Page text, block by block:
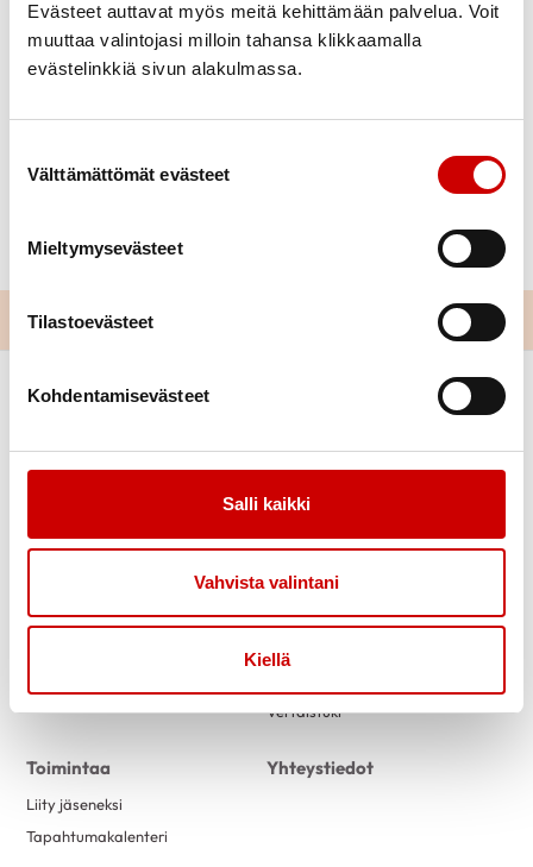
Evästeet auttavat myös meitä kehittämään palvelua. Voit
muuttaa valintojasi milloin tahansa klikkaamalla
evästelinkkiä sivun alakulmassa.
Välttämättömät evästeet
Mieltymysevästeet
Tilastoevästeet
Kohdentamisevästeet
Salli kaikki
Vahvista valintani
Kiellä
Tervetuloa yhdistyksen syyskokoukseen, jossa
käsitellään sääntömääräiset asiat. Paikkana on TTT-
17.00, sisälle pääsee 16.45 lähtien. Yhdistys tarjoaa
ilmoittautumiset Arjalle 050-3290031 tai yhdistyksen
mahdollisen erityisruokavaliosi.
Link to facebook
Link to twitterLink to instagram
Vertaistuki
Toimintaa
Liity jäseneksi
Tapahtumakalenteri
Yhteystiedot